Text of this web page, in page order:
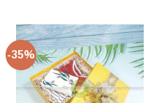
54,000 ₫.là:
35,000 ₫.
-35%